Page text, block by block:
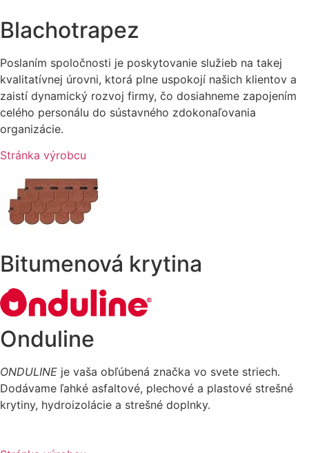
Blachotrapez
Poslaním spoločnosti je poskytovanie služieb na takej
kvalitatívnej úrovni, ktorá plne uspokojí našich klientov a
zaistí dynamický rozvoj firmy, čo dosiahneme zapojením
celého personálu do sústavného zdokonaľovania
organizácie.
Stránka výrobcu
Bitumenová krytina
Onduline
ONDULINE je vaša obľúbená značka vo svete striech.
Dodávame ľahké asfaltové, plechové a plastové strešné
krytiny, hydroizolácie a strešné doplnky.